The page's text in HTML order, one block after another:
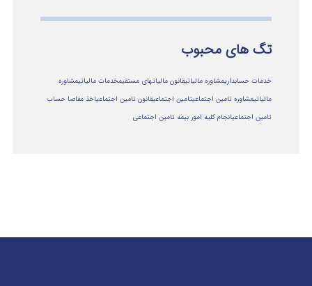
تگ های محبوب
خدمات حسابداریمشاوره مالیاتیقانون مالیاتهای مستقیمخدمات مالیاتیمشاوره
مالياتيمشاوره تامین اجتماعیتامین اجتماعیقانون تامین اجتماعیاخذ مفاصا حساب
تامین اجتماعیانجام کلیه امور بیمه تامین اجتماعی